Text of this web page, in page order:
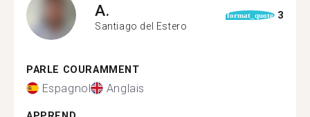
A.
Santiago del Estero
format_quote 3
PARLE COURAMMENT
Espagnol Anglais